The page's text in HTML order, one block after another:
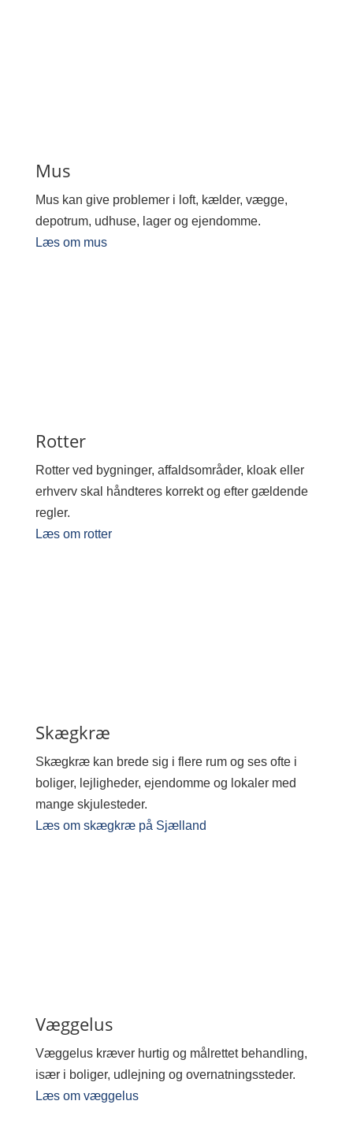
Mus
Mus kan give problemer i loft, kælder, vægge,
depotrum, udhuse, lager og ejendomme.
Læs om mus
Rotter
Rotter ved bygninger, affaldsområder, kloak eller
erhverv skal håndteres korrekt og efter gældende
regler.
Læs om rotter
Skægkræ
Skægkræ kan brede sig i flere rum og ses ofte i
boliger, lejligheder, ejendomme og lokaler med
mange skjulesteder.
Læs om skægkræ på Sjælland
Væggelus
Væggelus kræver hurtig og målrettet behandling,
især i boliger, udlejning og overnatningssteder.
Læs om væggelus